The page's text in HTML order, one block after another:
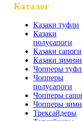
Каталог
Казаки туфли
Казаки
полусапоги
Казаки сапоги
Казаки
Чопперы
Чопперы
полусапоги
Чопперы
Чопперы
Трексайдеры